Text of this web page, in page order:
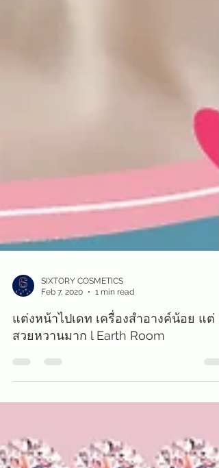
Feb 7, 2020
1 min read
แต่งหน้าไปเดท เครื่องสำอางค์น้อย แต่
สวยหวานมาก l Earth Room